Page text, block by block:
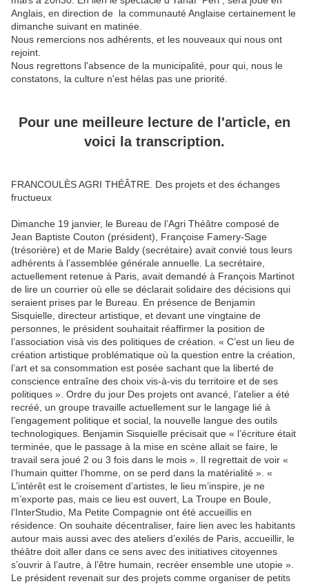
Anglais, en direction de la communauté Anglaise certainement le
dimanche suivant en matinée.
Nous remercions nos adhérents, et les nouveaux qui nous ont
rejoint.
Nous regrettons l'absence de la municipalité, pour qui, nous le
constatons, la culture n'est hélas pas une priorité.
Pour une meilleure lecture de l'article, en
voici la transcription.
FRANCOULÈS AGRI THÉÂTRE. Des projets et des échanges
fructueux
Dimanche 19 janvier, le Bureau de l’Agri Théâtre composé de
Jean Baptiste Couton (président), Françoise Famery-Sage
(trésorière) et de Marie Baldy (secrétaire) avait convié tous leurs
adhérents à l’assemblée générale annuelle. La secrétaire,
actuellement retenue à Paris, avait demandé à François Martinot
de lire un courrier où elle se déclarait solidaire des décisions qui
seraient prises par le Bureau. En présence de Benjamin
Sisquielle, directeur artistique, et devant une vingtaine de
personnes, le président souhaitait réaffirmer la position de
l’association visà vis des politiques de création. « C’est un lieu de
création artistique problématique où la question entre la création,
l’art et sa consommation est posée sachant que la liberté de
conscience entraîne des choix vis-à-vis du territoire et de ses
politiques ». Ordre du jour Des projets ont avancé, l’atelier a été
recréé, un groupe travaille actuellement sur le langage lié à
l’engagement politique et social, la nouvelle langue des outils
technologiques. Benjamin Sisquielle précisait que « l’écriture était
terminée, que le passage à la mise en scène allait se faire, le
travail sera joué 2 ou 3 fois dans le mois ». Il regrettait de voir «
l’humain quitter l’homme, on se perd dans la matérialité ». «
L’intérêt est le croisement d’artistes, le lieu m’inspire, je ne
m’exporte pas, mais ce lieu est ouvert, La Troupe en Boule,
l’InterStudio, Ma Petite Compagnie ont été accueillis en
résidence. On souhaite décentraliser, faire lien avec les habitants
autour mais aussi avec des ateliers d’exilés de Paris, accueillir, le
théâtre doit aller dans ce sens avec des initiatives citoyennes
s’ouvrir à l’autre, à l’être humain, recréer ensemble une utopie ».
Le président revenait sur des projets comme organiser de petits